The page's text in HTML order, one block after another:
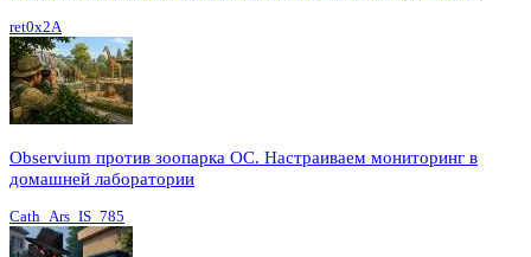
ret0x2A
Observium против зоопарка ОС. Настраиваем мониторинг в
домашней лаборатории
Cath_Ars_IS_785